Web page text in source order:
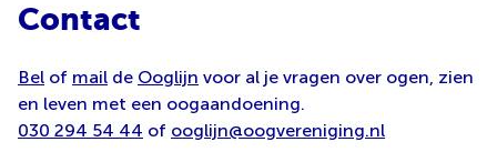
Contact
Bel of mail de Ooglijn voor al je vragen over ogen, zien
en leven met een oogaandoening.
030 294 54 44 of ooglijn@oogvereniging.nl